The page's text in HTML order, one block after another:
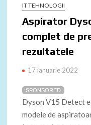
IT TEHNOLOGII
Aspirator
complet de
rezultatele
17 ianuarie 2022
SPONSORED
Dyson V15 Detect
modele de